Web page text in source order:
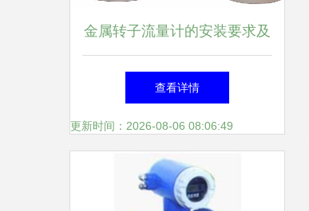
金属转子流量计的安装要求及
注意事项
查看详情
更新时间：2026-08-06 08:06:49